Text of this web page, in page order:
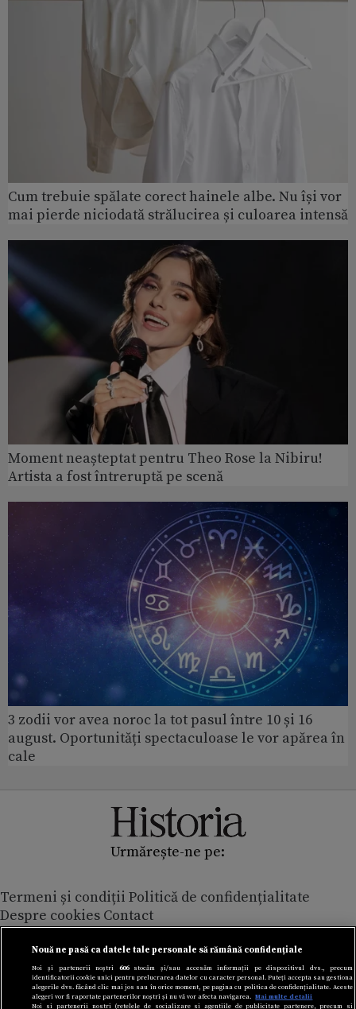
Cum trebuie spălate corect hainele albe. Nu își vor
mai pierde niciodată strălucirea și culoarea intensă
Moment neașteptat pentru Theo Rose la Nibiru!
Artista a fost întreruptă pe scenă
3 zodii vor avea noroc la tot pasul între 10 și 16
august. Oportunități spectaculoase le vor apărea în
cale
Urmărește-ne pe:
Termeni și condiții Politică de confidențialitate
Despre cookies Contact
Modifică preferințe pentru confidențialitate
© Toate drepturile rezervate Adevarul Holding 2026
Din rețeaua Adevărul Holding:
Adevarul.ro
Nouă ne pasă ca datele tale personale să rămână confidențiale
Noi și partenerii noștri 606stocăm și/sau accesăm informații pe dispozitivul dvs., precum
identificatorii cookie unici pentru prelucrarea datelor cu caracter personal. Puteți accepta sau gestiona
alegerile dvs. făcând clic mai jos sau în orice moment, pe pagina cu politica de confidențialitate. Aceste
alegeri vor fi raportate partenerilor noștri și nu vă vor afecta navigarea. Mai multe detalii
Noi si partenerii nostri (retelele de socializare si agentiile de publicitate partenere, precum si